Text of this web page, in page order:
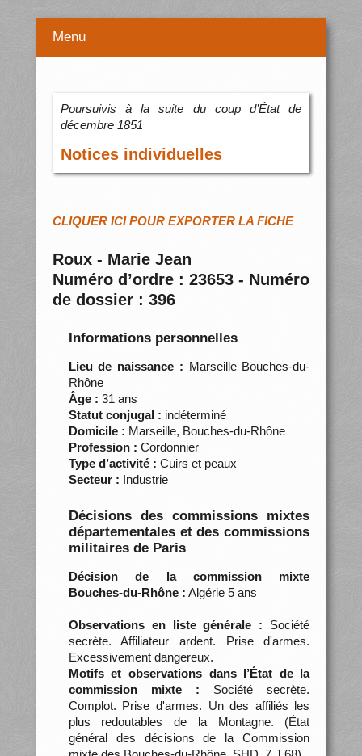
Menu
Poursuivis à la suite du coup d’État de
décembre 1851
Notices individuelles
CLIQUER ICI POUR EXPORTER LA FICHE
Roux - Marie Jean
Numéro d’ordre : 23653 - Numéro
de dossier : 396
Informations personnelles
Lieu de naissance : Marseille Bouches-du-
Rhône
Âge : 31 ans
Statut conjugal : indéterminé
Domicile : Marseille, Bouches-du-Rhône
Profession : Cordonnier
Type d’activité : Cuirs et peaux
Secteur : Industrie
Décisions des commissions mixtes
départementales et des commissions
militaires de Paris
Décision de la commission mixte
Bouches-du-Rhône : Algérie 5 ans
Observations en liste générale : Société
secrète. Affiliateur ardent. Prise d'armes.
Excessivement dangereux.
Motifs et observations dans l’État de la
commission mixte : Société secrète.
Complot. Prise d'armes. Un des affiliés les
plus redoutables de la Montagne. (État
général des décisions de la Commission